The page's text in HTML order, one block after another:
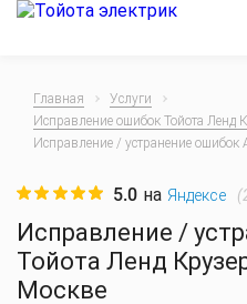
Главная
Услуги
Исправление ошибок Тойота Ленд
Исправление / устранение
Исправление /
Тойота Ленд
Москве
5.0 на Яндексе (